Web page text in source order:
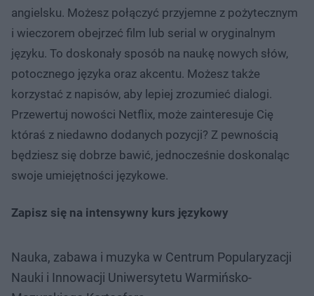
angielsku. Możesz połączyć przyjemne z pożytecznym
i wieczorem obejrzeć film lub serial w oryginalnym
języku. To doskonały sposób na naukę nowych słów,
potocznego języka oraz akcentu. Możesz także
korzystać z napisów, aby lepiej zrozumieć dialogi.
Przewertuj nowości Netflix, może zainteresuje Cię
któraś z niedawno dodanych pozycji? Z pewnością
będziesz się dobrze bawić, jednocześnie doskonaląc
swoje umiejętności językowe.
Zapisz się na intensywny kurs językowy
Nauka, zabawa i muzyka w Centrum Popularyzacji
Nauki i Innowacji Uniwersytetu Warmińsko-